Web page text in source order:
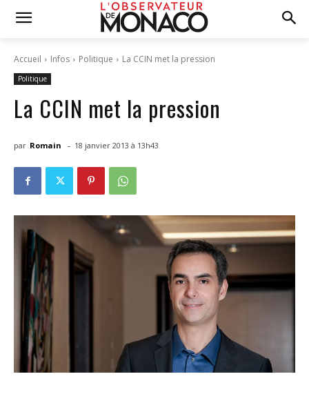
Accueil Infos Politique La CCIN met la pression
Politique
La CCIN met la pression
par Romain - 18 janvier 2013 à 13h43